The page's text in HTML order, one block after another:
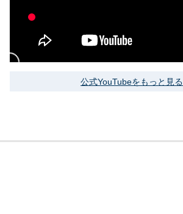
公式YouTubeをもっと見る